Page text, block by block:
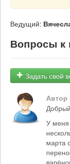
Ведущий:
Вопросы к
Задать свой
Автор
У меня
марта